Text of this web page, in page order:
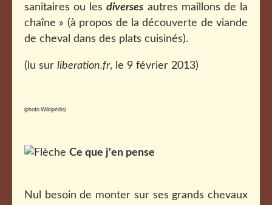
sanitaires ou lesdiverses autres maillons de la
chaîne » (à propos de la découverte de viande
de cheval dans des plats cuisinés).
(lu sur liberation.fr, le 9 février 2013)
(photo Wikipédia)
Ce que j'en pense
Nul besoin de monter sur ses grands chevaux